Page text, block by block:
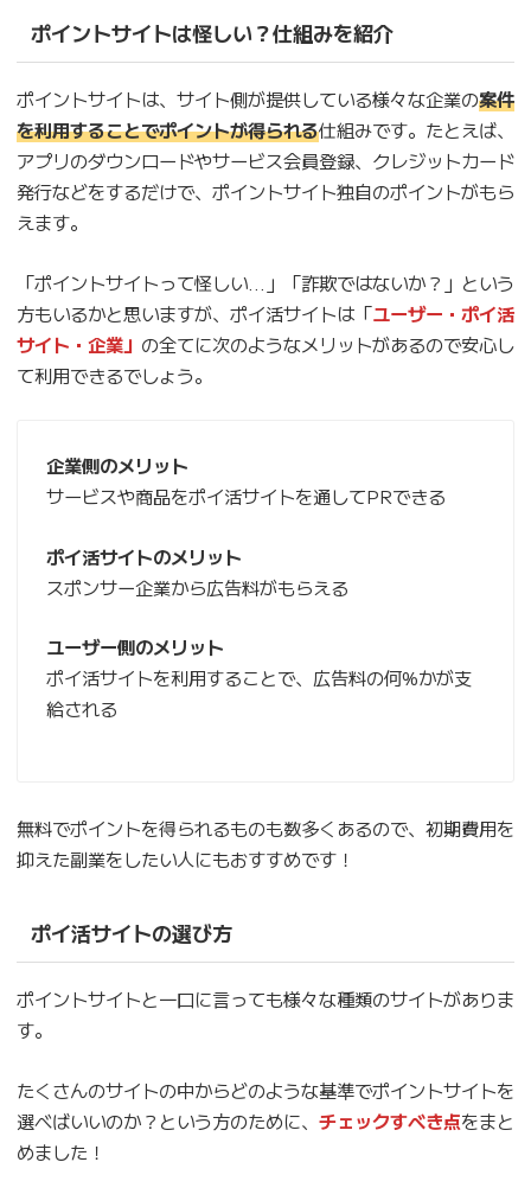
ポイントサイトは怪しい？仕組みを紹介
ポイントサイトは、サイト側が提供している様々な企業の案件
を利用することでポイントが得られる仕組みです。たとえば、
アプリのダウンロードやサービス会員登録、クレジットカード
発行などをするだけで、ポイントサイト独自のポイントがもら
えます。
「ポイントサイトって怪しい…」「詐欺ではないか？」という
方もいるかと思いますが、ポイ活サイトは「ユーザー・ポイ活
サイト・企業」 の全てに次のようなメリットがあるので安心し
て利用できるでしょう。
企業側のメリット
サービスや商品をポイ活サイトを通してPRできる
ポイ活サイトのメリット
スポンサー企業から広告料がもらえる
ユーザー側のメリット
ポイ活サイトを利用することで、広告料の何%かが支
給される
無料でポイントを得られるものも数多くあるので、初期費用を
抑えた副業をしたい人にもおすすめです！
ポイ活サイトの選び方
ポイントサイトと一口に言っても様々な種類のサイトがありま
す。
たくさんのサイトの中からどのような基準でポイントサイトを
選べばいいのか？という方のために、 チェックすべき点をまと
めました！